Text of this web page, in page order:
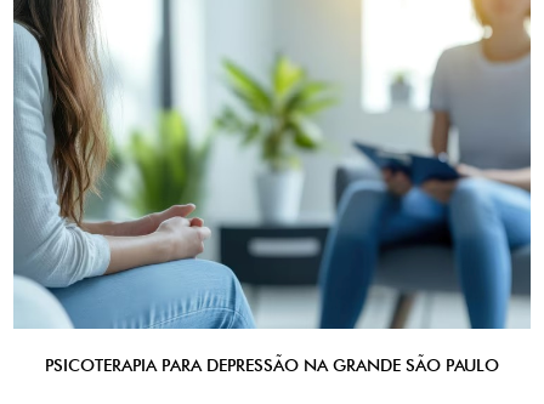
PSICOTERAPIA PARA DEPRESSÃO NA GRANDE SÃO PAULO